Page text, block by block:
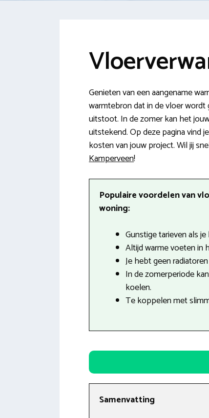
Genieten van een aangename
warmtebron dat in de vloer wordt
uitstoot. In de zomer kan het
uitstekend. Op deze pagina vind
kosten van jouw project. Wil jij
Kamperveen!
Populaire voordelen van
woning:
Gunstige tarieven als
Altijd warme voeten in
Je hebt geen
In de zomerperiode
koelen.
Te koppelen met
Samenvatting